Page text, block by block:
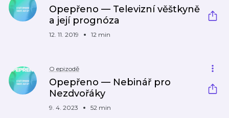
Opepřeno — Televizní věštkyně
a její prognóza
12. 11. 2019 12 min
O epizodě
Opepřeno — Nebinář pro
Nezdvořáky
9. 4. 2023 52 min